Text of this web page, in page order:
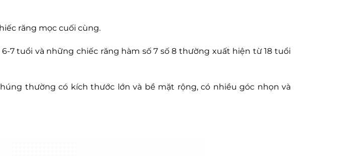
răng mọc cuối cùng.
tuổi và những chiếc răng hàm số 7 số 8 thường xuất hiện từ 18 tuổi
thường có kích thước lớn và bề mặt rộng, có nhiều góc nhọn và